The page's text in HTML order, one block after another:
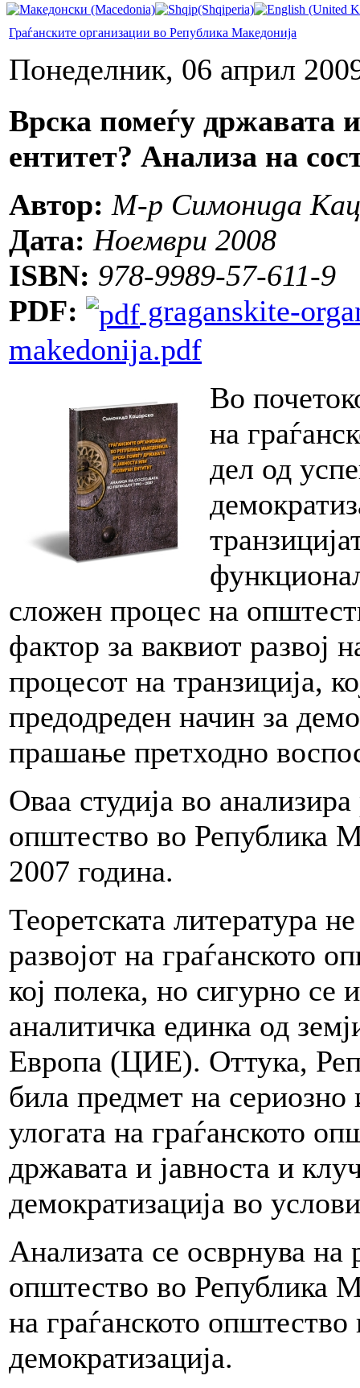
Граѓанските организации во Република Македонија
Понеделник, 06 април
Врска помеѓу државата
ентитет? Анализа на
Автор: М-р Симонида
Дата: Ноември 2008
ISBN: 978-9989-57-611-9
PDF:
graganskite-
makedonija.pdf
Во
на
дел од
сложен процес на
фактор за ваквиот развој
процесот на транзиција,
предодреден начин за
прашање претходно
Оваа студија во анализира
општество во Република
2007 година.
Теоретската литература
развојот на граѓанското
кој полека, но сигурно се
аналитичка единка од
Европа (ЦИЕ). Оттука,
била предмет на
улогата на граѓанското
државата и јавноста и
демократизација во
Анализата се осврнува на
општество во Република
на граѓанското
демократизација.